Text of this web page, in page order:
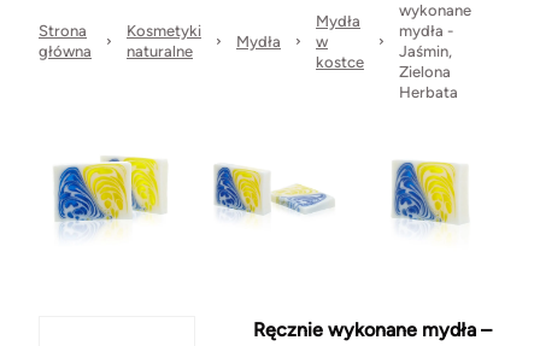
Strona
główna
Kosmetyki
naturalne
Mydła
Mydła
w
kostce
wykonane
mydła -
Jaśmin,
Zielona
Herbata
Ręcznie wykonane mydła –